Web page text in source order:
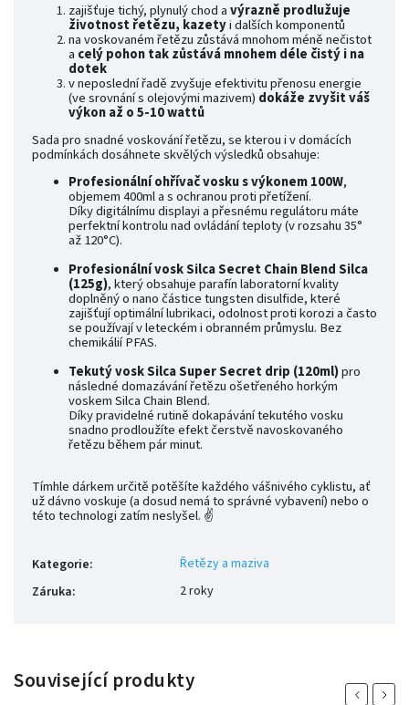
zajišťuje tichý, plynulý chod avýrazně prodlužuje
životnost řetězu, kazetyi dalších komponentů
na voskovaném řetězu zůstává mnohom méně nečistot
a celý pohon tak zůstává mnohem déle čistý i na
dotek
v neposlední řadě zvyšuje efektivitu přenosu energie
(ve srovnání s olejovými mazivem) dokáže zvyšit váš
výkon až o 5-10 wattů
Sada pro snadné voskování řetězu, se kterou i v domácích
podmínkách dosáhnete skvělých výsledků obsahuje:
Profesionální ohřívač vosku s výkonem 100W,
objemem 400ml a s ochranou proti přetížení.
Díky digitálnímu displayi a přesnému regulátoru máte
perfektní kontrolu nad ovládání teploty (v rozsahu 35°
až 120°C).
Profesionální vosk Silca Secret Chain Blend Silca
(125g), který obsahuje parafín laboratorní kvality
doplněný o nano částice tungsten disulfide, které
zajišťují optimální lubrikaci, odolnost proti korozi a často
se používají v leteckém i obranném průmyslu. Bez
chemikálií PFAS.
Tekutý vosk Silca Super Secret drip (120ml)pro
následné domazávání řetězu ošetřeného horkým
voskem Silca Chain Blend.
Díky pravidelné rutině dokapávání tekutého vosku
snadno prodloužíte efekt čerstvě navoskovaného
řetězu během pár minut.
Tímhle dárkem určitě potěšíte každého vášnivého cyklistu, ať
už dávno voskuje (a dosud nemá to správné vybavení) nebo o
této technologi zatím neslyšel. ✌️
Kategorie:
Řetězy a maziva
Záruka: 2 roky
Související produkty
Previous
Next